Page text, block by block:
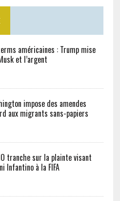
américaines : Trump mise
et l’argent
impose des amendes
aux migrants sans-papiers
tranche sur la plainte visant
Infantino à la FIFA